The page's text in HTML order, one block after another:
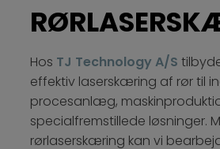
Hos TJ Technology A/S
effektiv laserskæring af rør til
procesanlæg,
specialfremstillede løsninger.
rørlaserskæring kan vi